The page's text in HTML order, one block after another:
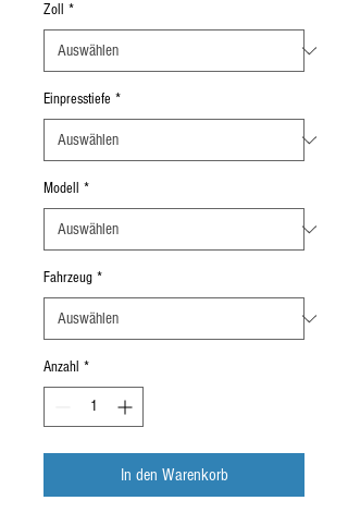
Zoll *
Einpresstiefe *
Modell *
Fahrzeug *
Anzahl *
In den Warenkorb